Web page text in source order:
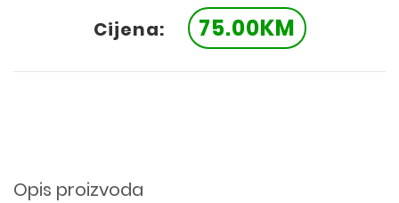
Cijena: 75.00KM
Opis proizvoda